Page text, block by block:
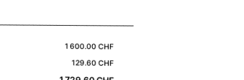
1 600.00 CHF
129.60 CHF